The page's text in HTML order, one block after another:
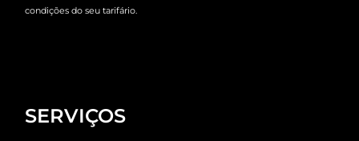
condições do seu tarifário.
SERVIÇOS